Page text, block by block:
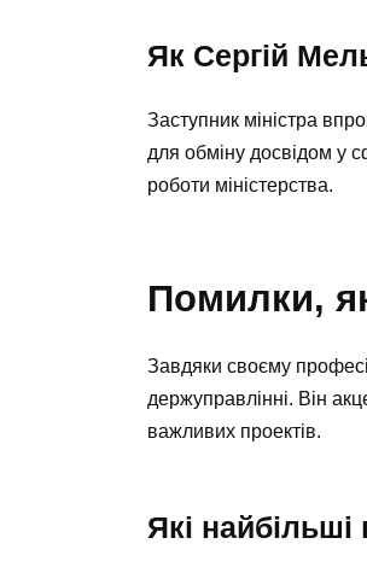
Як Сергій
Заступник міністра
для обміну досвідом у
роботи міністерства.
Помилки,
Завдяки своєму
держуправлінні. Він
важливих проектів.
Які